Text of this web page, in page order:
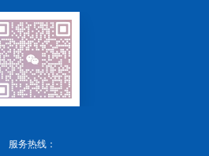
服务热线：